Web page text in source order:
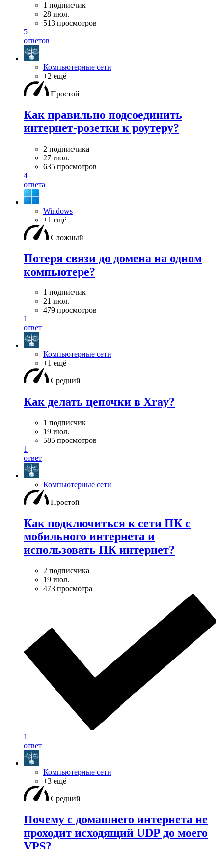
1 подписчик
28 июл.
513 просмотров
5
ответов
Компьютерные сети
+2 ещё
Простой
Как правильно подсоединить
интернет-розетки к роутеру?
2 подписчика
27 июл.
635 просмотров
4
ответа
Windows
+1 ещё
Сложный
Потеря связи до домена на одном
компьютере?
1 подписчик
21 июл.
479 просмотров
1
ответ
Компьютерные сети
+1 ещё
Средний
Как делать цепочки в Xray?
1 подписчик
19 июл.
585 просмотров
1
ответ
Компьютерные сети
Простой
Как подключиться к сети ПК с
мобильного интернета и
использовать ПК интернет?
2 подписчика
19 июл.
473 просмотра
1
ответ
Компьютерные сети
+3 ещё
Средний
Почему с домашнего интернета не
проходит исходящий UDP до моего
VPS?